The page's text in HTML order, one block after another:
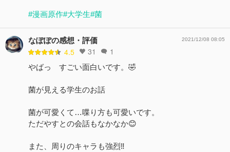
#漫画原作#大学生#菌
なぽぽの感想・評価
4.5 31 1
2021/12/08 08:05
やばっ すごい面白いです。🤣
菌が見える学生のお話
菌が可愛くて…喋り方も可愛いです。
ただやすとの会話もなかなか😊
また、周りのキャラも強烈‼️